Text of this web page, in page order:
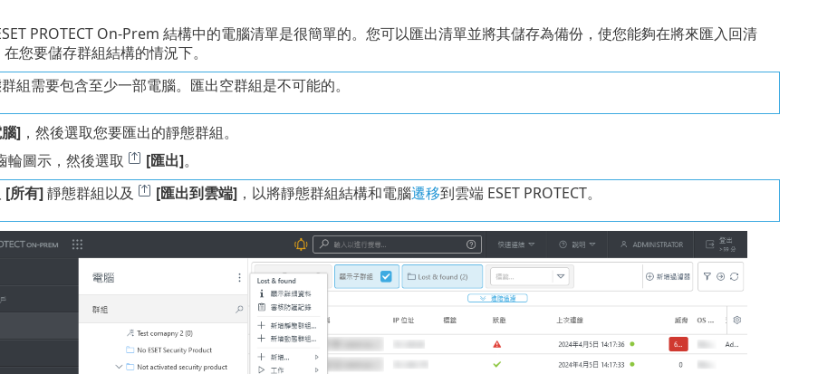
PROTECT On-Prem 結構中的電腦清單是很簡單的。您可以匯出清單並將其儲存為備份，使您能夠在將來匯入回清
您要儲存群組結構的情況下。
組需要包含至少一部電腦。匯出空群組是不可能的。
]，然後選取您要匯出的靜態群組。
輪圖示，然後選取 [匯出]。
[所有]靜態群組以及 [匯出到雲端]，以將靜態群組結構和電腦遷移到雲端 ESET PROTECT。